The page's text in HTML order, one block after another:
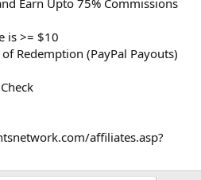
Earn Upto 75% Commissions
is >= $10
Redemption (PayPal Payouts)
affiliates.asp?